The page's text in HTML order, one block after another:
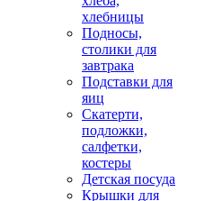
хлебницы
Подносы,
столики для
завтрака
Подставки для
яиц
Скатерти,
подложки,
салфетки,
костеры
Детская посуда
Крышки для